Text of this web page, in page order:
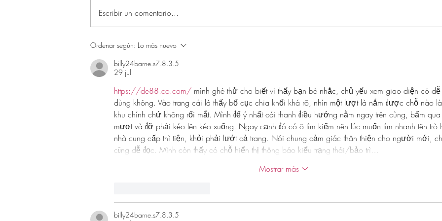
👜 Bolsos de lujo… sin gastar una
fortuna ✨Alternativas elegantes y de
gran calidad que parecen de diseñador
Escribir un comentario...
Ordenar según: Lo más nuevo
billy24barne.s7.8.3.5
29 jul
https://de88.co.com/ mình ghé thử cho biết vì thấy bạn bè nhắc, chủ yếu xem giao diện có dễ
dùng không. Vào trang cái là thấy bố cục chia khối khá rõ, nhìn một lượt là nắm được chỗ nào là
khu chính chứ không rối mắt. Mình để ý nhất cái thanh điều hướng nằm ngay trên cùng, bấm
mượt và đỡ phải kéo lên kéo xuống. Ngay cạnh đó có ô tìm kiếm nên lúc muốn tìm nhanh tên trò
nhà cung cấp thì tiện, khỏi phải lướt cả trang. Nói chung cảm giác thân thiện cho người mới,
cũng dễ đọc. Mình còn thấy có chỗ hiển thị thông báo kiểu trạng thái/bảo trì…
Mostrar más
billy24barne.s7.8.3.5